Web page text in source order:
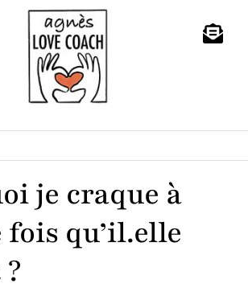
je craque à
fois qu’il.elle